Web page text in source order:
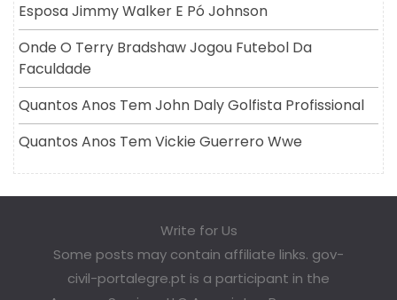
Esposa Jimmy Walker E Pó Johnson
Onde O Terry Bradshaw Jogou Futebol Da
Faculdade
Quantos Anos Tem John Daly Golfista Profissional
Quantos Anos Tem Vickie Guerrero Wwe
Write for Us
Some posts may contain affiliate links. gov-
civil-portalegre.pt is a participant in the